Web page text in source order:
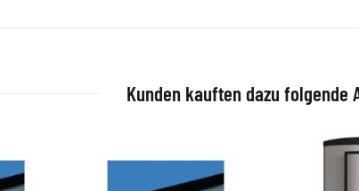
Kunden kauften dazu folgende